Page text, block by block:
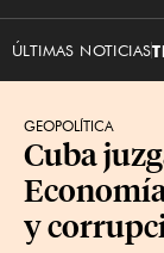
ÚLTIMAS NOTICIAS
GEOPOLÍTICA
Cuba
y